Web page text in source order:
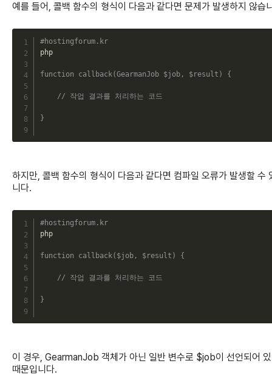
예를 들어, 콜백 함수의 형식이 다음과 같다면 문제가 발생하지 않습
#hostingforum.kr
php
function callback(GearmanJob $job, $result ) {
// 작업 결과를 처리하는 코드
}
하지만, 콜백 함수의 형식이 다음과 같다면 컴파일 오류가 발생할 수
니다.
#hostingforum.kr
php
function callback( $job, $result ) {
// 작업 결과를 처리하는 코드
}
이 경우, GearmanJob 객체가 아닌 일반 변수로 $job이 선언되어
때문입니다.